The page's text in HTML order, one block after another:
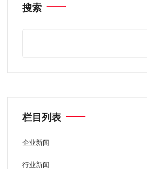
搜索
栏目列表
企业新闻
行业新闻